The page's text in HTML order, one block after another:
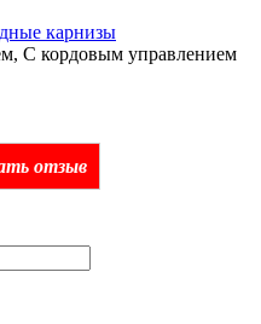
карнизы
С кордовым управлением
отзыв